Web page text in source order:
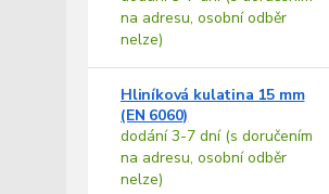
na adresu, osobní odběr
nelze)
Hliníková kulatina 15 mm
(EN 6060)
dodání 3-7 dní (s doručením
na adresu, osobní odběr
nelze)